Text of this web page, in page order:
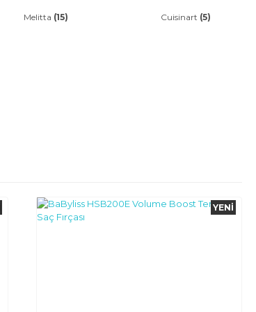
Melitta (15) Cuisinart (5)
YENI